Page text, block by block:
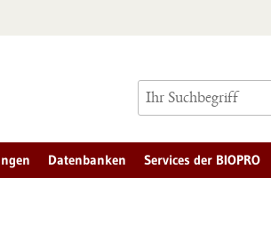
Datenbanken Services der BIOPRO